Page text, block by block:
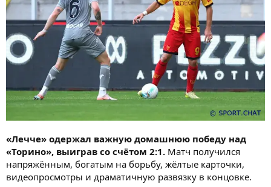
«Лечче» одержал важную домашнюю победу над
«Торино», выиграв со счётом 2:1. Матч получился
напряжённым, богатым на борьбу, жёлтые карточки,
видеопросмотры и драматичную развязку в концовке.